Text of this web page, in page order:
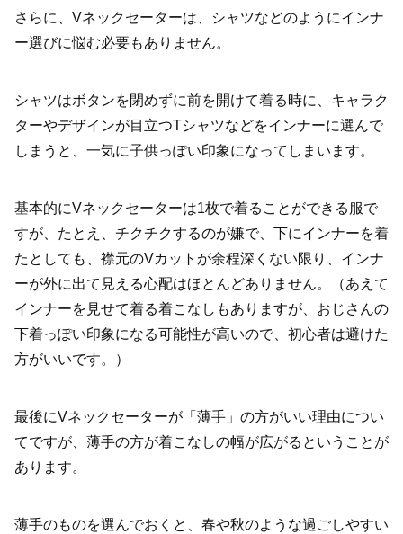
さらに、Vネックセーターは、シャツなどのようにインナ
ー選びに悩む必要もありません。
シャツはボタンを閉めずに前を開けて着る時に、キャラク
ターやデザインが目立つTシャツなどをインナーに選んで
しまうと、一気に子供っぽい印象になってしまいます。
基本的にVネックセーターは1枚で着ることができる服で
すが、たとえ、チクチクするのが嫌で、下にインナーを着
たとしても、襟元のVカットが余程深くない限り、インナ
ーが外に出て見える心配はほとんどありません。（あえて
インナーを見せて着る着こなしもありますが、おじさんの
下着っぽい印象になる可能性が高いので、初心者は避けた
方がいいです。）
最後にVネックセーターが「薄手」の方がいい理由につい
てですが、薄手の方が着こなしの幅が広がるということが
あります。
薄手のものを選んでおくと、春や秋のような過ごしやすい